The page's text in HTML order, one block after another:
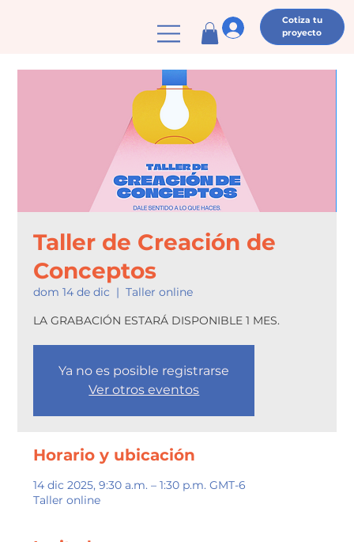
Cotiza tu
proyecto
Taller de Creación de
Conceptos
dom 14 de dic
  |
Taller online
LA GRABACIÓN ESTARÁ DISPONIBLE 1 MES.
Ya no es posible registrarse
Ver otros eventos
Horario y ubicación
14 dic 2025, 9:30 a.m. – 1:30 p.m. GMT-6
Taller online